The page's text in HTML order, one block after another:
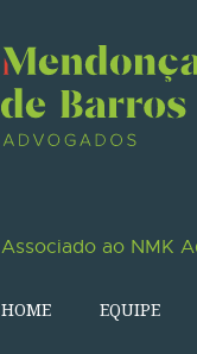
Associado ao NMK
HOME EQUIPE